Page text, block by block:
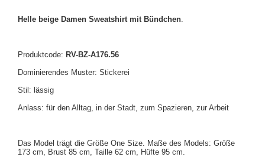
Helle beige Damen Sweatshirt mit Bündchen
Produktcode: RV-BZ-A176.56
Dominierendes Muster: Stickerei
Stil: lässig
Anlass: für den Alltag, in der Stadt, zum Spazieren, zur Arbeit
Das Model trägt die Größe One Size. Maße des Models: Größe
173 cm, Brust 85 cm, Taille 62 cm, Hüfte 95 cm.